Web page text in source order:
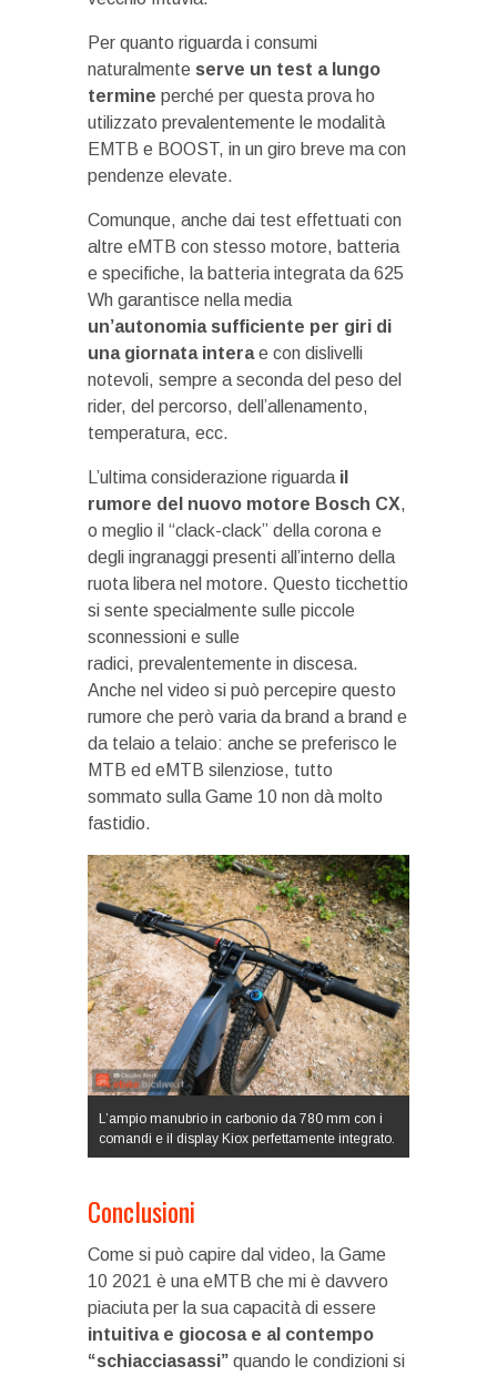
Per quanto riguarda i consumi
naturalmente serve un test a lungo
termine perché per questa prova ho
utilizzato prevalentemente le modalità
EMTB e BOOST, in un giro breve ma con
pendenze elevate.
Comunque, anche dai test effettuati con
altre eMTB con stesso motore, batteria
e specifiche, la batteria integrata da 625
Wh garantisce nella media
un’autonomia sufficiente per giri di
una giornata interae con dislivelli
notevoli, sempre a seconda del peso del
rider, del percorso, dell’allenamento,
temperatura, ecc.
L’ultima considerazione riguarda il
rumore del nuovo motore Bosch CX,
o meglio il “clack-clack” della corona e
degli ingranaggi presenti all’interno della
ruota libera nel motore. Questo ticchettio
si sente specialmente sulle piccole
sconnessioni e sulle
radici, prevalentemente in discesa.
Anche nel video si può percepire questo
rumore che però varia da brand a brand e
da telaio a telaio: anche se preferisco le
MTB ed eMTB silenziose, tutto
sommato sulla Game 10 non dà molto
fastidio.
L’ampio manubrio in carbonio da 780 mm con i
comandi e il display Kiox perfettamente integrato.
Conclusioni
Come si può capire dal video, la Game
10 2021 è una eMTB che mi è davvero
piaciuta per la sua capacità di essere
intuitiva e giocosa e al contempo
“schiacciasassi” quando le condizioni si